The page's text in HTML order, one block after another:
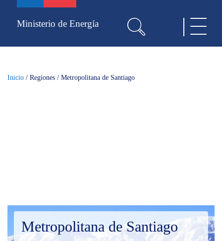
contenidoMinisterio de Energía
Inicio / Regiones / Metropolitana de Santiago
Metropolitana de Santiago